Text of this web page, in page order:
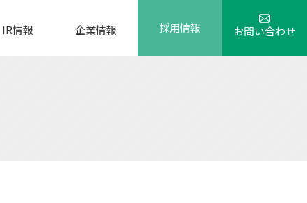
IR情報 企業情報 採用情報 お問い合わせ